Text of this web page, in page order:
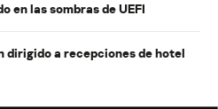
en las sombras de UEFI
dirigido a recepciones de hotel